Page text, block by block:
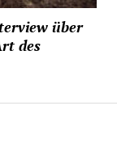
über
des